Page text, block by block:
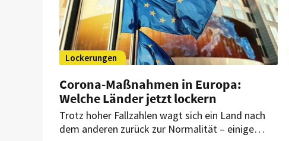
Lockerungen
Corona-Maßnahmen in Europa:
Welche Länder jetzt lockern
Trotz hoher Fallzahlen wagt sich ein Land nach
dem anderen zurück zur Normalität – einige